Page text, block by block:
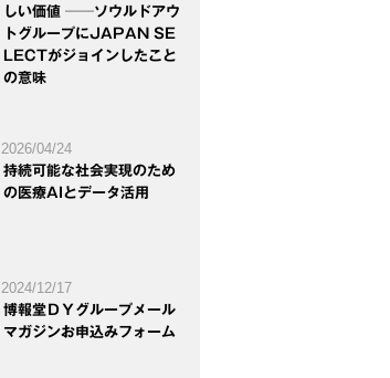
しい価値 ──ソウルドアウ
トグループにJAPAN SE
LECTがジョインしたこと
の意味
2026/04/24
持続可能な社会実現のため
の医療AIとデータ活用
2024/12/17
博報堂ＤＹグループメール
マガジンお申込みフォーム